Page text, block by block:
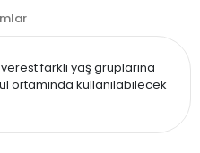
farklı yaş gruplarına
ortamında kullanılabilecek